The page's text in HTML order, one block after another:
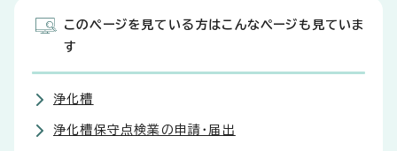
このページを見ている方はこんなページも見ていま
す
浄化槽
浄化槽保守点検業の申請・届出